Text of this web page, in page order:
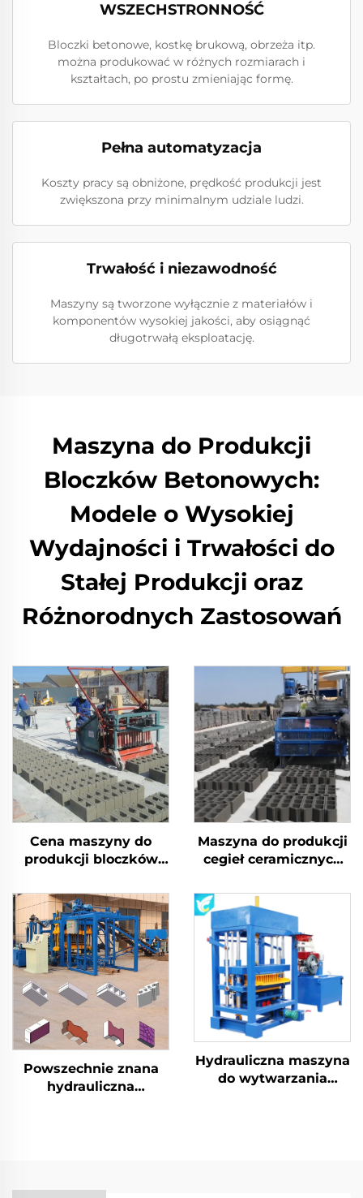
WSZECHSTRONNOŚĆ
Bloczki betonowe, kostkę brukową, obrzeża itp.
można produkować w różnych rozmiarach i
kształtach, po prostu zmieniając formę.
Pełna automatyzacja
Koszty pracy są obniżone, prędkość produkcji jest
zwiększona przy minimalnym udziale ludzi.
Trwałość i niezawodność
Maszyny są tworzone wyłącznie z materiałów i
komponentów wysokiej jakości, aby osiągnąć
długotrwałą eksploatację.
Maszyna do Produkcji
Bloczków Betonowych:
Modele o Wysokiej
Wydajności i Trwałości do
Stałej Produkcji oraz
Różnorodnych Zastosowań
Cena maszyny do
produkcji bloczków
napędem diesla
Maszyna do
wytwarzania cegieł
ręcznie Interlocking
Maszyna do produkcji
cegieł ceramicznych
z betonu
komórkowego
Automatyczna
maszyna do produkcji
bloczków betonowych
w kształcie jajka
Powszechnie znana
hydrauliczna
jakości
Hydrauliczna maszyna
do wytwarzania